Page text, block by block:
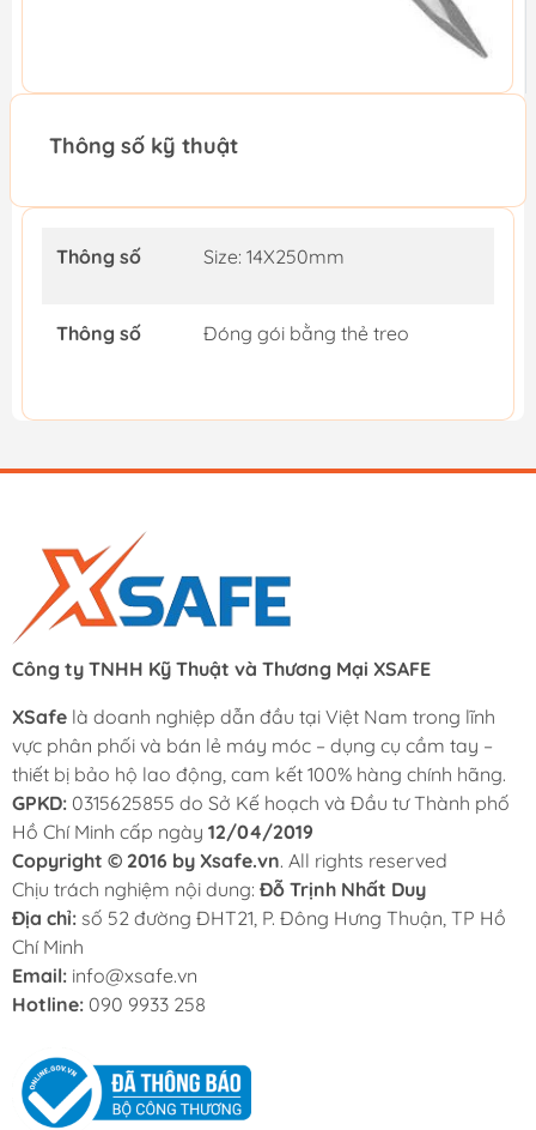
Thông số kỹ thuật
Thông số Size: 14X250mm
Thông số Đóng gói bằng thẻ treo
Công ty TNHH Kỹ Thuật và Thương Mại XSAFE
XSafe là doanh nghiệp dẫn đầu tại Việt Nam trong lĩnh
vực phân phối và bán lẻ máy móc – dụng cụ cầm tay –
thiết bị bảo hộ lao động, cam kết 100% hàng chính hãng.
GPKD: 0315625855 do Sở Kế hoạch và Đầu tư Thành phố
Hồ Chí Minh cấp ngày 12/04/2019
Copyright © 2016 by Xsafe.vn. All rights reserved
Chịu trách nghiệm nội dung: Đỗ Trịnh Nhất Duy
Địa chỉ: số 52 đường ĐHT21, P. Đông Hưng Thuận, TP Hồ
Chí Minh
Email: info@xsafe.vn
Hotline: 090 9933 258